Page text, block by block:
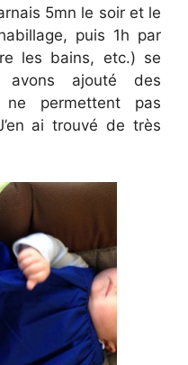
5mn le soir et le
puis 1h par
les bains, etc.) se
avons ajouté des
ne permettent pas
ai trouvé de très